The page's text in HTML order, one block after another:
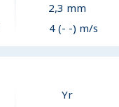
2,3 mm
4 (- -) m/s
Yr